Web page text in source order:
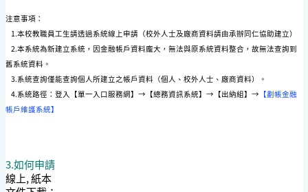
注意事項：
1.本校教職員工生請透過系統線上申請（校外人士及廠商資料請由承辦同仁協助建立）
2.本系統為新建立系統，因金融帳戶資料龐大，無法與原系統資料整合，故無法查詢到
舊系統資料。
3.系統查詢僅能查詢個人所建立之帳戶資料（個人、校外人士、廠商資料）。
4.系統路徑：登入【單一入口服務網】→【總務資訊系統】→【出納組】→ 【劃帳金融
帳戶維護系統】
3.如何申請
線上, 紙本